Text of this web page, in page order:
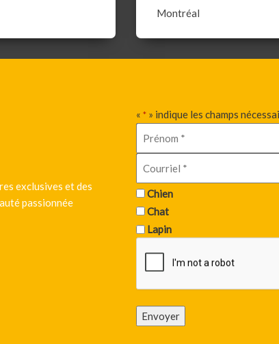
Montréal
exclusives et des
passionnée
« * » indique les champs
Chien
Chat
Lapin
Envoyer